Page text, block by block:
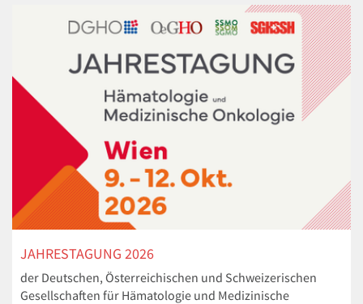
JAHRESTAGUNG 2026
der Deutschen, Österreichischen und Schweizerischen
Gesellschaften für Hämatologie und Medizinische